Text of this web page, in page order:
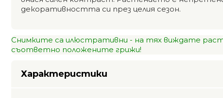
декоративността си през целия сезон.
Снимките са илюстративни - на тях виждате
съответно положените грижи!
Характеристики